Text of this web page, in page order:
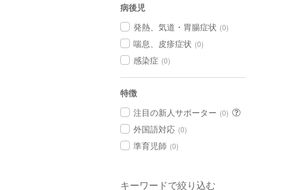
病後児
発熱、気道・胃腸症状 (0)
喘息、皮疹症状 (0)
感染症 (0)
特徴
注目の新人サポーター (0)
外国語対応 (0)
準育児師 (0)
キーワードで絞り込む